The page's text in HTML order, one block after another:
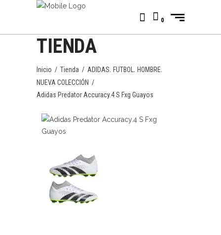
0
TIENDA
Inicio / Tienda / ADIDAS FUTBOL HOMBRE
NUEVA COLECCIÓN /
Adidas Predator Accuracy.4 S Fxg Guayos